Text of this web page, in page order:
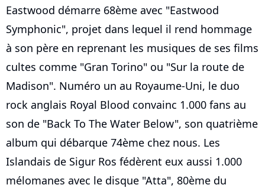
Eastwood démarre 68ème avec "Eastwood
Symphonic", projet dans lequel il rend hommage
à son père en reprenant les musiques de ses films
cultes comme "Gran Torino" ou "Sur la route de
Madison". Numéro un au Royaume-Uni, le duo
rock anglais Royal Blood convainc 1.000 fans au
son de "Back To The Water Below", son quatrième
album qui débarque 74ème chez nous. Les
Islandais de Sigur Ros fédèrent eux aussi 1.000
mélomanes avec le disque "Atta", 80ème du